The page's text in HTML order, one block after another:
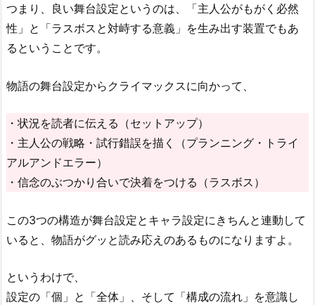
つまり、良い舞台設定というのは、「主人公がもがく必然
性」と「ラスボスと対峙する意義」を生み出す装置でもあ
るということです。
物語の舞台設定からクライマックスに向かって、
・状況を読者に伝える（セットアップ）
・主人公の戦略・試行錯誤を描く（プランニング・トライ
アルアンドエラー）
・信念のぶつかり合いで決着をつける（ラスボス）
この3つの構造が舞台設定とキャラ設定にきちんと連動して
いると、物語がグッと読み応えのあるものになりますよ。
というわけで、
設定の「個」と「全体」、そして「構成の流れ」を意識し